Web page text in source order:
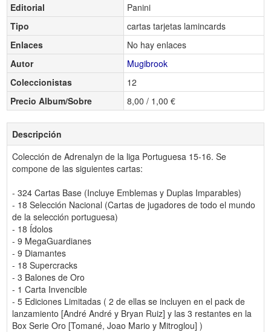
Editorial
Panini
Tipo
cartas tarjetas lamincards
Enlaces
No hay enlaces
Autor
Mugibrook
Coleccionistas
12
Precio Album/Sobre
8,00 / 1,00 €
Descripción
Colección de Adrenalyn de la liga Portuguesa 15-16. Se
compone de las siguientes cartas:
- 324 Cartas Base (Incluye Emblemas y Duplas Imparables)
- 18 Selección Nacional (Cartas de jugadores de todo el mundo
de la selección portuguesa)
- 18 Ídolos
- 9 MegaGuardianes
- 9 Diamantes
- 18 Supercracks
- 3 Balones de Oro
- 1 Carta Invencible
- 5 Ediciones Limitadas ( 2 de ellas se incluyen en el pack de
lanzamiento [André André y Bryan Ruiz] y las 3 restantes en la
Box Serie Oro [Tomané, Joao Mario y Mitroglou] )